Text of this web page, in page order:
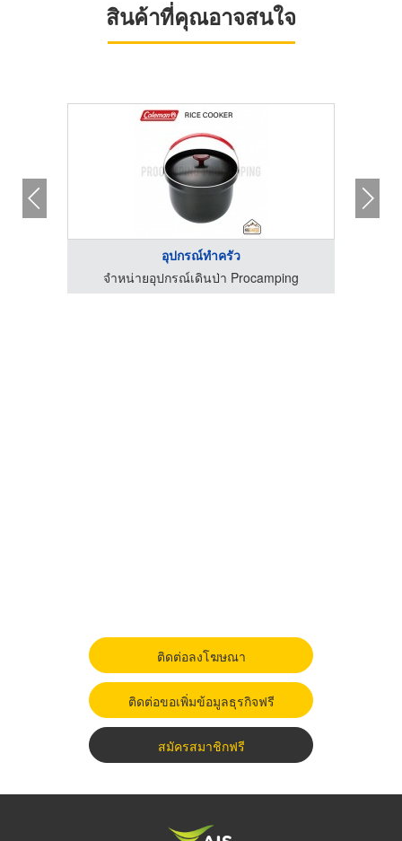
สินค้าที่คุณอาจสนใจ
อุปกรณ์ทำครัว
จำหน่ายอุปกรณ์เดินป่า Procamping
ติดต่อลงโฆษณา
ติดต่อขอเพิ่มข้อมูลธุรกิจฟรี
สมัครสมาชิกฟรี